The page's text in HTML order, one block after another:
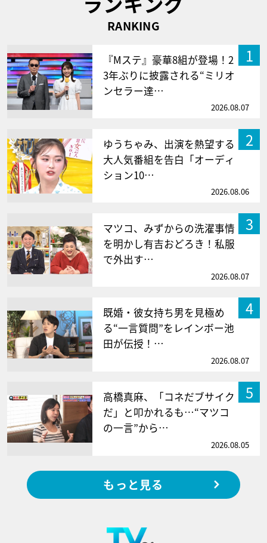
RANKING
1
『Mステ』豪華8組が登場！2
3年ぶりに披露される“ミリオ
ンセラー達…
2026.08.07
2
ゆうちゃみ、出演を熱望する
大人気番組を告白「オーディ
ション10…
2026.08.06
3
マツコ、みずからの洗濯事情
を明かし有吉おどろき！私服
で外出す…
2026.08.07
4
既婚・彼女持ち男を見極め
る“一言質問”をレインボー池
田が伝授！…
2026.08.07
5
高橋真麻、「コネだブサイク
だ」と叩かれるも…“マツコ
の一言”から…
2026.08.05
もっと見る